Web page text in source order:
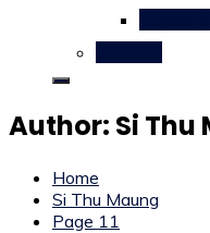
Author: Si Thu
Home
Si Thu Maung
Page 11